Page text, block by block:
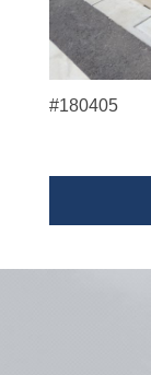
#180405